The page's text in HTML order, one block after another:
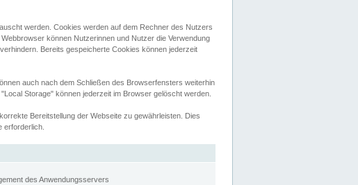
werden. Cookies werden auf dem Rechner des Nutzers
können Nutzerinnen und Nutzer die Verwendung
Bereits gespeicherte Cookies können jederzeit
auch nach dem Schließen des Browserfensters weiterhin
Storage" können jederzeit im Browser gelöscht werden.
Bereitstellung der Webseite zu gewährleisten. Dies
erforderlich.
des Anwendungsservers